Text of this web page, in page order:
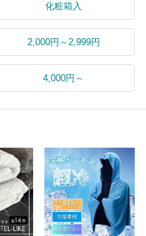
化粧箱入
2,000円～2,999円
4,000円～